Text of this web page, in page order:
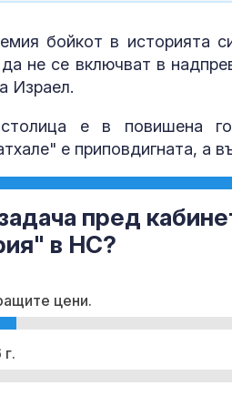
бойкот в историята
не се включват в
Израел.
е в повишена
е приповдигната, а
пред
в НС?
цени.